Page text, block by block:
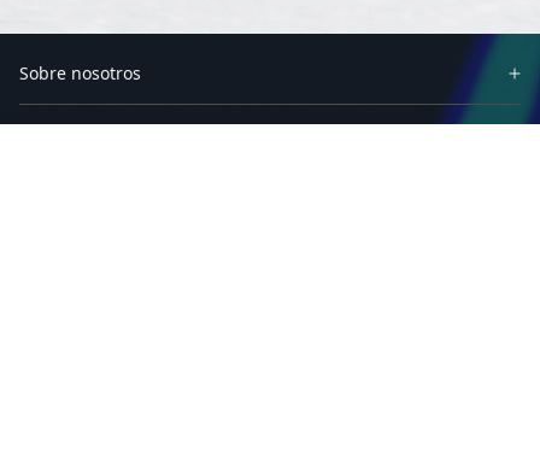
Sobre nosotros